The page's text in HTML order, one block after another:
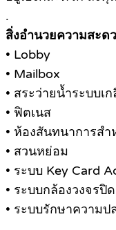
.
สิ่งอำนวยความสะด
• Lobby
• Mailbox
• สระว่ายน้ำระบบเก
• ฟิตเนส
• ห้องสันทนาการสำ
• สวนหย่อม
• ระบบ Key Card
• ระบบกล้องวงจรปิด
• ระบบรักษาความ